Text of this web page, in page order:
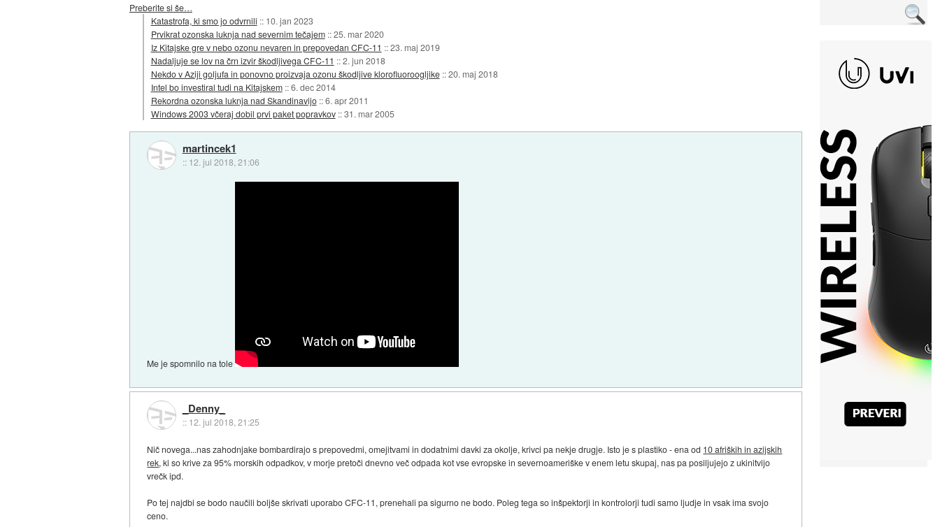
Preberite si še…
Katastrofa, ki smo jo odvrnili :: 10. jan 2023
Prvikrat ozonska luknja nad severnim tečajem ::25. mar 2020
Iz Kitajske gre v nebo ozonu nevaren in prepovedan CFC-11 ::23. maj 2019
Nadaljuje se lov na črn izvir škodljivega CFC-11 ::2. jun 2018
Nekdo v Aziji goljufa in ponovno proizvaja ozonu škodljive klorofluoroogljike ::20. maj 2018
Intel bo investiral tudi na Kitajskem ::6. dec 2014
Rekordna ozonska luknja nad Skandinavijo ::6. apr 2011
Windows 2003 včeraj dobil prvi paket popravkov ::31. mar 2005
martincek1
:: 12. jul 2018, 21:06
Me je spomnilo na tole
_Denny_
:: 12. jul 2018, 21:25
Nič novega...nas zahodnjake bombardirajo s prepovedmi, omejitvami in dodatnimi davki za okolje, krivci pa nekje drugje. Isto je s plastiko - ena od 10 afriških in azijskih
rek, ki so krive za 95% morskih odpadkov, v morje pretoči dnevno več odpada kot vse evropske in severnoameriške v enem letu skupaj, nas pa posiljujejo z ukinitvijo
vrečk ipd.
Po tej najdbi se bodo naučili boljše skrivati uporabo CFC-11, prenehali pa sigurno ne bodo. Poleg tega so inšpektorji in kontrolorji tudi samo ljudje in vsak ima svojo
ceno.